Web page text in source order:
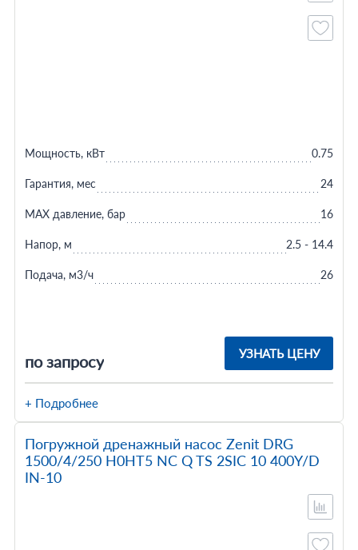
по запросу УЗНАТЬ ЦЕНУ
Мощность, кВт 0.75
Гарантия, мес 24
MAX давление, бар 16
Напор, м 2.5 - 14.4
Подача, м3/ч 26
+ Подробнее
Погружной дренажный насос Zenit DRG
1500/4/250 H0HT5 NC Q TS 2SIC 10 400Y/D
IN-10